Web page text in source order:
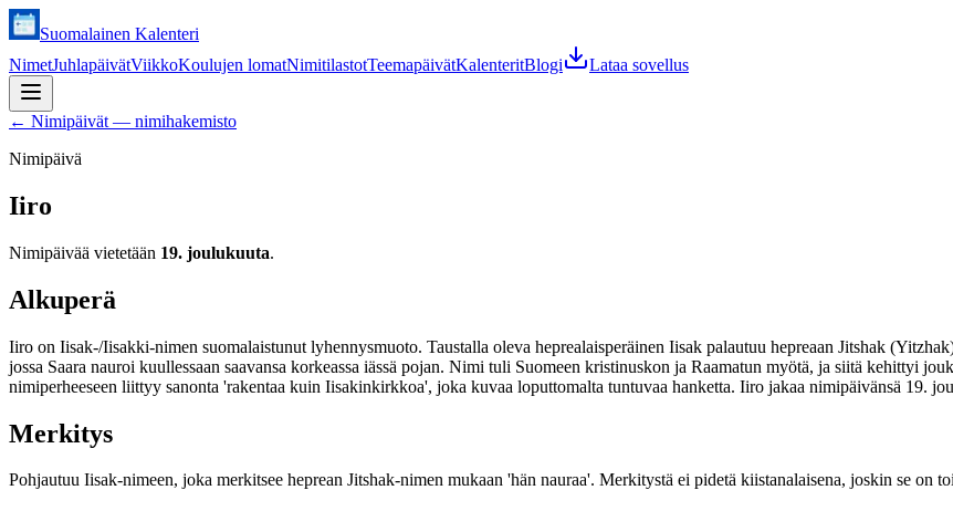
Suomalainen Kalenteri
NimetJuhlapäivätViikkoKoulujen lomatNimitilastotTeemapäivätKalenteritBlogi Lataa sovellus
← Nimipäivät — nimihakemisto
Nimipäivä
Iiro
Nimipäivää vietetään 19. joulukuuta.
Alkuperä
Iiro on Iisak-/Iisakki-nimen suomalaistunut lyhennysmuoto. Taustalla oleva heprealaisperäinen Iisak palautuu hepreaan Jitshak
jossa Saara nauroi kuullessaan saavansa korkeassa iässä pojan. Nimi tuli Suomeen kristinuskon ja Raamatun myötä, ja siitä kehittyi
nimiperheeseen liittyy sanonta 'rakentaa kuin Iisakinkirkkoa', joka kuvaa loputtomalta tuntuvaa hanketta. Iiro jakaa nimipäivänsä 19.
Merkitys
Pohjautuu Iisak-nimeen, joka merkitsee heprean Jitshak-nimen mukaan 'hän nauraa'. Merkitystä ei pidetä kiistanalaisena, joskin se on